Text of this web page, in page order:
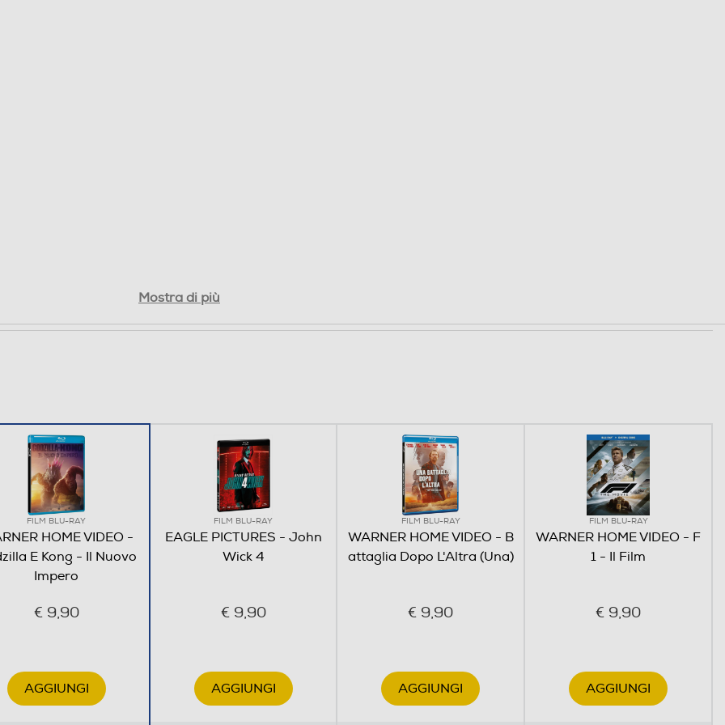
Mostra di più
FILM BLU-RAY
HOME VIDEO -
E Kong - Il Nuovo
Impero
€ 9,90
AGGIUNGI
FILM BLU-RAY
EAGLE PICTURES - John
Wick 4
€ 9,90
AGGIUNGI
FILM BLU-RAY
WARNER HOME VIDEO - B
attaglia Dopo L'Altra (Una)
€ 9,90
AGGIUNGI
FILM BLU-RAY
WARNER HOME VIDEO - F
1 - Il Film
€ 9,90
AGGIUNGI